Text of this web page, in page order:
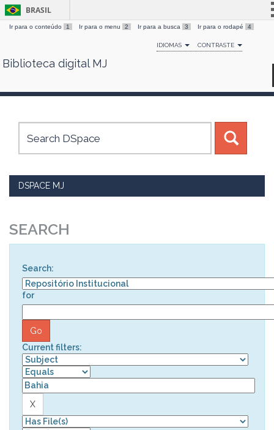
Skip
BRASIL
Simplifique!
Comunica BR
Canais
Ir para o conteúdo 1 Ir para o menu 2 Ir para a busca 3 Ir para o rodapé 4
IDIOMAS CONTRASTE
Biblioteca digital MJ
DSPACE MJ
SEARCH
Search:
for
Current filters: